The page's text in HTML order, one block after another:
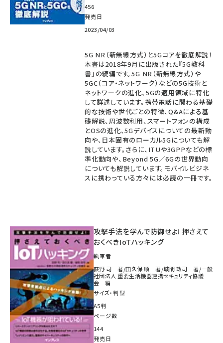
456
発売日
2023/04/03
5G NR（新無線方式）と5Gコアを徹底解説！
本書は2018年9月に出版された『5G教科
書』の続編です。5G NR（新無線方式）や
5GC（コア・ネットワーク）などの5G技術と
ネットワークの進化、5Gの適用領域に特化
して詳述しています。携帯電話に関わる基礎
的な技術や世代ごとの特徴、Q&Aによる基
礎解説、周波数利用、スマートフォンの構成
とOSの進化、5Gデバイスについての最新動
向や、日本固有のローカル5Gについても解
説しています。さらに、ITUや3GPPなどの標
準化動向や、Beyond 5G／6Gの世界動向
についても解説しています。モバイルビジネ
スに携わっている方々には必読の一冊です。
攻撃手法を学んで防御せよ! 押さえて
おくべきIoTハッキング
執筆者
荻野 司 著/田久保 順 著/城間 政司 著/一般
社団法人 重要生活機器連携セキュリティ協議
会 編
サイズ・判型
A5判
ページ数
144
発売日